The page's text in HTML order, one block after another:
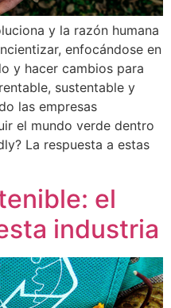
y la razón humana
enfocándose en
y hacer cambios para
sustentable y
las empresas
el mundo verde dentro
La respuesta a estas
el
industria